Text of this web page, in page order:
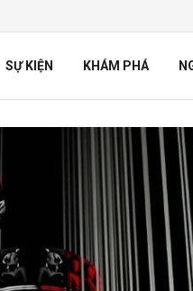
SỰ KIỆN KHÁM PHÁ